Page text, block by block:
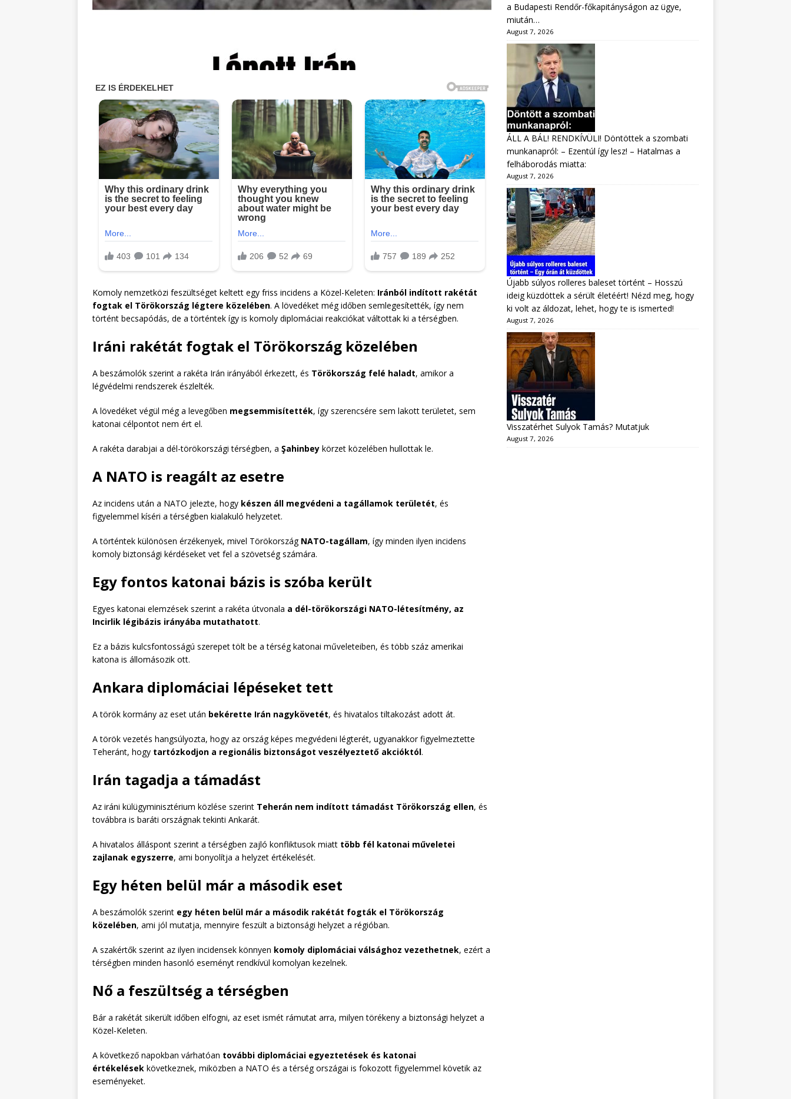
Komoly nemzetközi feszültséget keltett egy friss incidens a Közel-Keleten: Iránból indított rakétát
fogtak el Törökország légtere közelében. A lövedéket még időben semlegesítették, így nem
történt becsapódás, de a történtek így is komoly diplomáciai reakciókat váltottak ki a térségben.
Iráni rakétát fogtak el Törökország közelében
A beszámolók szerint a rakéta Irán irányából érkezett, és Törökország felé haladt, amikor a
légvédelmi rendszerek észlelték.
A lövedéket végül még a levegőben megsemmisítették, így szerencsére sem lakott területet, sem
katonai célpontot nem ért el.
A rakéta darabjai a dél-törökországi térségben, a Şahinbey körzet közelében hullottak le.
A NATO is reagált az esetre
Az incidens után a NATO jelezte, hogy készen áll megvédeni a tagállamok területét, és
figyelemmel kíséri a térségben kialakuló helyzetet.
A történtek különösen érzékenyek, mivel Törökország NATO-tagállam, így minden ilyen incidens
komoly biztonsági kérdéseket vet fel a szövetség számára.
Egy fontos katonai bázis is szóba került
Egyes katonai elemzések szerint a rakéta útvonala a dél-törökországi NATO-létesítmény, az
Incirlik légibázis irányába mutathatott.
Ez a bázis kulcsfontosságú szerepet tölt be a térség katonai műveleteiben, és több száz amerikai
katona is állomásozik ott.
Ankara diplomáciai lépéseket tett
A török kormány az eset után bekérette Irán nagykövetét, és hivatalos tiltakozást adott át.
A török vezetés hangsúlyozta, hogy az ország képes megvédeni légterét, ugyanakkor figyelmeztette
Teheránt, hogy tartózkodjon a regionális biztonságot veszélyeztető akcióktól.
Irán tagadja a támadást
Az iráni külügyminisztérium közlése szerint Teherán nem indított támadást Törökország ellen, és
továbbra is baráti országnak tekinti Ankarát.
A hivatalos álláspont szerint a térségben zajló konfliktusok miatt több fél katonai műveletei
zajlanak egyszerre, ami bonyolítja a helyzet értékelését.
Egy héten belül már a második eset
A beszámolók szerint egy héten belül már a második rakétát fogták el Törökország
közelében, ami jól mutatja, mennyire feszült a biztonsági helyzet a régióban.
A szakértők szerint az ilyen incidensek könnyen komoly diplomáciai válsághoz vezethetnek, ezért a
térségben minden hasonló eseményt rendkívül komolyan kezelnek.
Nő a feszültség a térségben
Bár a rakétát sikerült időben elfogni, az eset ismét rámutat arra, milyen törékeny a biztonsági helyzet a
Közel-Keleten.
A következő napokban várhatóan további diplomáciai egyeztetések és katonai
értékelések következnek, miközben a NATO és a térség országai is fokozott figyelemmel követik az
eseményeket.
a Budapesti Rendőr-főkapitányságon az ügye,
miután…
August 7, 2026
ÁLL A BÁL! RENDKÍVÜLI! Döntöttek a szombati
munkanapról: – Ezentúl így lesz! – Hatalmas a
felháborodás miatta:
August 7, 2026
Újabb súlyos rolleres baleset történt – Hosszú
ideig küzdöttek a sérült életéért! Nézd meg, hogy
ki volt az áldozat, lehet, hogy te is ismerted!
August 7, 2026
Visszatérhet Sulyok Tamás? Mutatjuk
August 7, 2026